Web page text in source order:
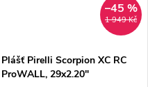
1 949 Kč
–45 %
Plášť Pirelli Scorpion XC RC
ProWALL, 29x2.20"